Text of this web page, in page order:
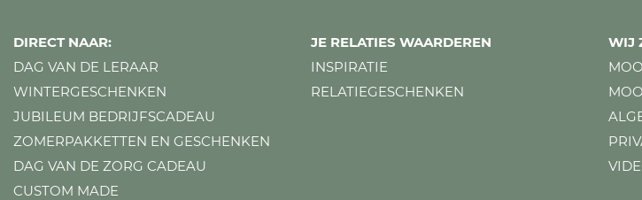
DIRECT NAAR:
DAG VAN DE LERAAR
WINTERGESCHENKEN
JUBILEUM BEDRIJFSCADEAU
ZOMERPAKKETTEN EN GESCHENKEN
DAG VAN DE ZORG CADEAU
CUSTOM MADE
JE RELATIES WAARDEREN
INSPIRATIE
RELATIEGESCHENKEN
WIJ